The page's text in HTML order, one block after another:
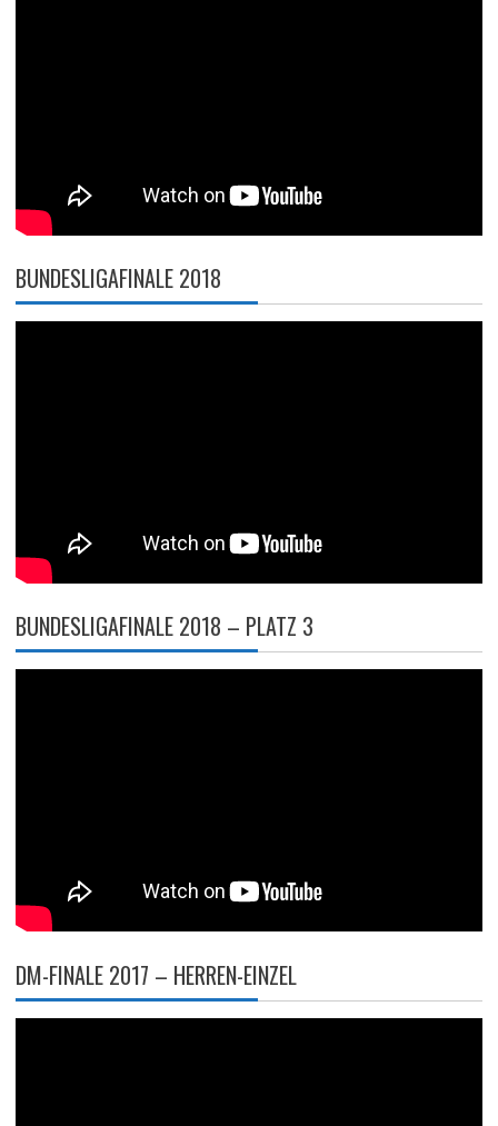
BUNDESLIGAFINALE 2018
BUNDESLIGAFINALE 2018 – PLATZ 3
DM-FINALE 2017 – HERREN-EINZEL